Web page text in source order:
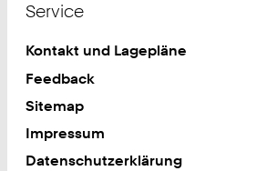
Service
Kontakt und Lagepläne
Feedback
Sitemap
Impressum
Datenschutzerklärung